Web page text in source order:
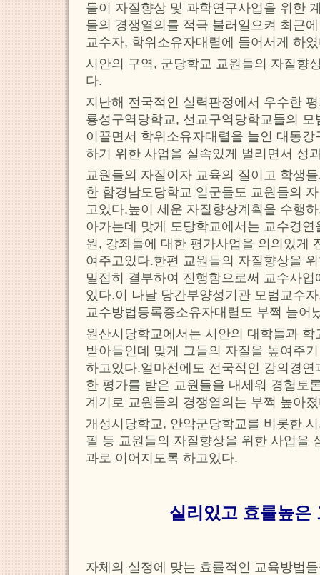
들이 자질향상 및 과학연구사업을 위한
들의 경쟁열의를 적극 불러일으켜 최근
교수자, 학위소유자대렬에 들어서게 하
시안의 구역, 군당학교 교원들의 자질향
다.
지난해 전국적인 실력판정에서 우수한
룡성구역당학교, 선교구역당학교들의
이끌면서 학위소유자대렬을 늘인 대동
하기 위한 사업을 실속있게 벌리면서 성
교원들의 자질이자 교육의 질이고 학생
한 함경남도당학교 일군들도 교원들의
고있다.높이 세운 자질향상계획을 수행
아가는데 맞게 도당학교에서는 교수경
원, 강좌들에 대한 평가사업을 의의있게
여주고있다.한편 교원들의 자질향상을
밀접히 결부하여 진행함으로써 교수사
있다.이 나날 당간부양성기관 모범교수
교수방법등록증소유자대렬도 부쩍 늘어
원산시당학교에서는 시안의 대학들과
받아들인데 맞게 그들의 자질을 높여주
하고있다.얼마전에도 전국적인 강의경
한 평가를 받은 교원들을 내세워 경험토
계기로 교원들의 경쟁열의는 부쩍 높아
개성시당학교, 안악군당학교를 비롯한
필 등 교원들의 자질향상을 위한 사업을
과로 이어지도록 하고있다.
실리있고 효률높은
자체의 실정에 맞는 효률적인 교육방법